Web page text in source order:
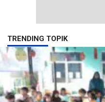
TRENDING TOPIK